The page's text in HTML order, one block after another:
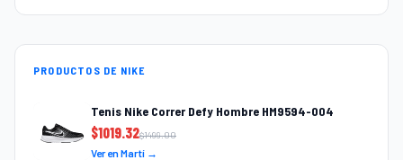
PRODUCTOS DE NIKE
Tenis Nike Correr Defy Hombre HM9594-004
$1019.32$1499.00
Ver en Martí →